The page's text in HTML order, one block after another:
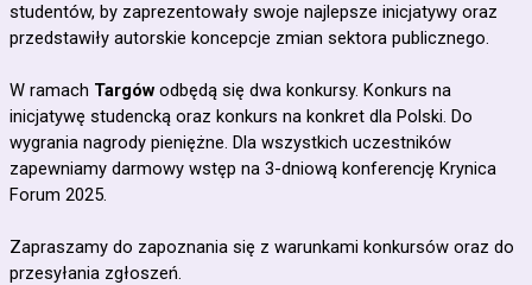
studentów, by zaprezentowały swoje najlepsze inicjatywy oraz
przedstawiły autorskie koncepcje zmian sektora publicznego.
W ramach Targów odbędą się dwa konkursy. Konkurs na
inicjatywę studencką oraz konkurs na konkret dla Polski. Do
wygrania nagrody pieniężne. Dla wszystkich uczestników
zapewniamy darmowy wstęp na 3-dniową konferencję Krynica
Forum 2025.
Zapraszamy do zapoznania się z warunkami konkursów oraz do
przesyłania zgłoszeń.